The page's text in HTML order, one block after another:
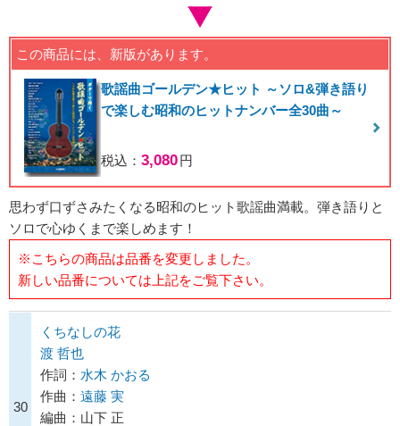
この商品には、新版があります。
歌謡曲ゴールデン★ヒット ～ソロ&弾き語り
で楽しむ昭和のヒットナンバー全30曲～
税込： 3,080円
思わず口ずさみたくなる昭和のヒット歌謡曲満載。弾き語りと
ソロで心ゆくまで楽しめます！
※こちらの商品は品番を変更しました。
新しい品番については上記をご覧下さい。
30
くちなしの花
渡 哲也
作詞： 水木 かおる
作曲： 遠藤 実
編曲：山下 正